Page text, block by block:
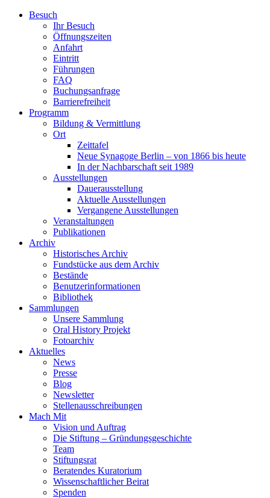
Zum
Besuch
Ihr Besuch
Öffnungszeiten
Anfahrt
Eintritt
Führungen
FAQ
Buchungsanfrage
Barrierefreiheit
Programm
Bildung & Vermittlung
Ort
Zeittafel
Neue Synagoge Berlin – von 1866 bis heute
In der Nachbarschaft seit 1989
Ausstellungen
Dauerausstellung
Aktuelle Ausstellungen
Vergangene Ausstellungen
Veranstaltungen
Publikationen
Archiv
Historisches Archiv
Fundstücke aus dem Archiv
Bestände
Benutzerinformationen
Bibliothek
Sammlungen
Unsere Sammlung
Oral History Projekt
Fotoarchiv
Aktuelles
News
Presse
Blog
Newsletter
Stellenausschreibungen
Mach Mit
Vision und Auftrag
Die Stiftung – Gründungsgeschichte
Team
Stiftungsrat
Beratendes Kuratorium
Wissenschaftlicher Beirat
Spenden